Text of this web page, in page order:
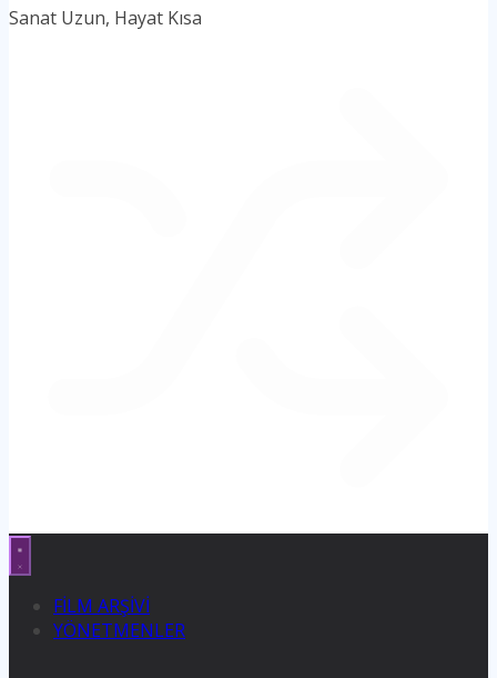
Sanat Uzun, Hayat Kısa
FİLM ARŞİVİ
YÖNETMENLER